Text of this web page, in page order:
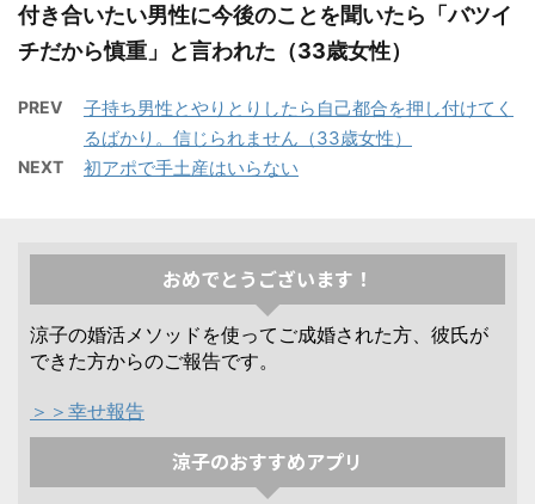
付き合いたい男性に今後のことを聞いたら「バツイ
チだから慎重」と言われた（33歳女性）
PREV
子持ち男性とやりとりしたら自己都合を押し付けてく
るばかり。信じられません（33歳女性）
NEXT 初アポで手土産はいらない
おめでとうございます！
涼子の婚活メソッドを使ってご成婚された方、彼氏が
できた方からのご報告です。
＞＞幸せ報告
涼子のおすすめアプリ